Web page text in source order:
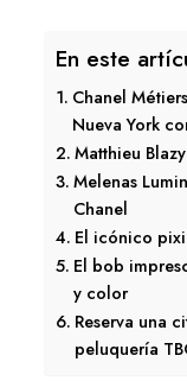
En este
Chanel
Nueva York
Matthieu
Melenas
Chanel
El icónico
El bob
y color
Reserva una
peluquería